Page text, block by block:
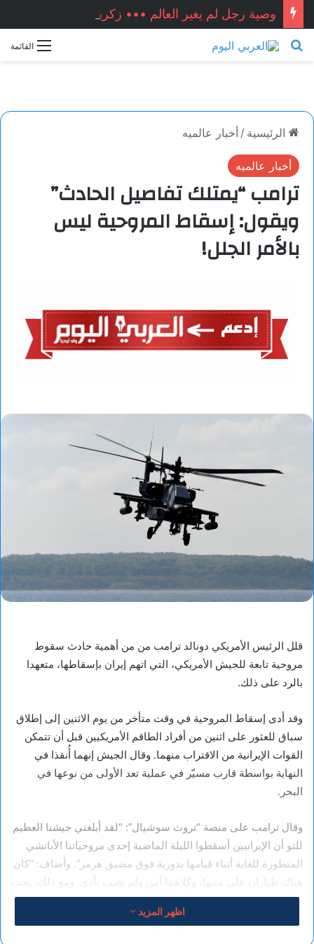
القائمة بحث عن
الرئيسية / أخبار عالميه
أخبار عالميه
ترامب “يمتلك تفاصيل الحادث”
ويقول: إسقاط المروحية ليس
بالأمر الجلل!
قلل الرئيس الأمريكي دونالد ترامب من من أهمية حادث سقوط
مروحية تابعة للجيش الأمريكي، التي اتهم إيران بإسقاطها، متعهدا
بالرد على ذلك.
وقد أدى إسقاط المروحية في وقت متأخر من يوم الاثنين إلى إطلاق
سباق للعثور على اثنين من أفراد الطاقم الأمريكيين قبل أن تتمكن
القوات الإيرانية من الاقتراب منهما. وقال الجيش إنهما أُنقذا في
النهاية بواسطة قارب مسيّر في عملية تعد الأولى من نوعها في
البحر.
وقال ترامب على منصة “تروث سوشيال”: “لقد أبلغني جيشنا العظيم
للتو أن الإيرانيين أسقطوا الليلة الماضية إحدى مروحياتنا الأباتشي
المتطورة للغاية أثناء قيامها بدورية فوق مضيق هرمز”. وأضاف: “كان
هناك طياران على متنها، وكلاهما آمن ولم يصب بأذى. ومع ذلك، يجب
على الولايات المتحدة، بالضرورة، الرد على هذا الهجوم”.
اظهر المزيد